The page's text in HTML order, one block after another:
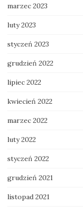
marzec 2023
luty 2023
styczeń 2023
grudzień 2022
lipiec 2022
kwiecień 2022
marzec 2022
luty 2022
styczeń 2022
grudzień 2021
listopad 2021